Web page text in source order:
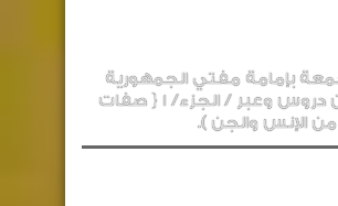
بإمامة مفتي الجمهورية
سورة الجن دروس وعبر / الجزء/ 1 { صفات
الإنس والجن ).